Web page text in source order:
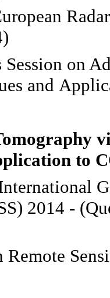
Session on
and
to
2014 -
Remote